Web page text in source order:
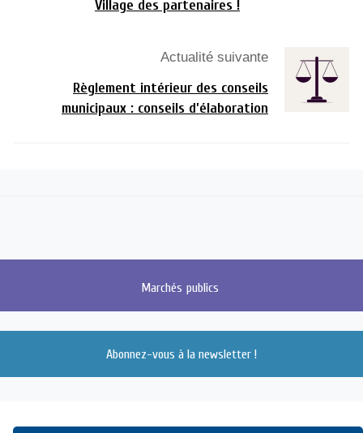
Village des partenaires !
Actualité suivante
Règlement intérieur des conseils
municipaux : conseils d’élaboration
Marchés publics
Abonnez-vous à la newsletter !